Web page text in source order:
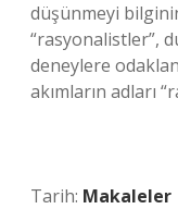
düşünmeyi
“rasyonalistler”,
deneylere
akımların adları
Tarih: Makaleler